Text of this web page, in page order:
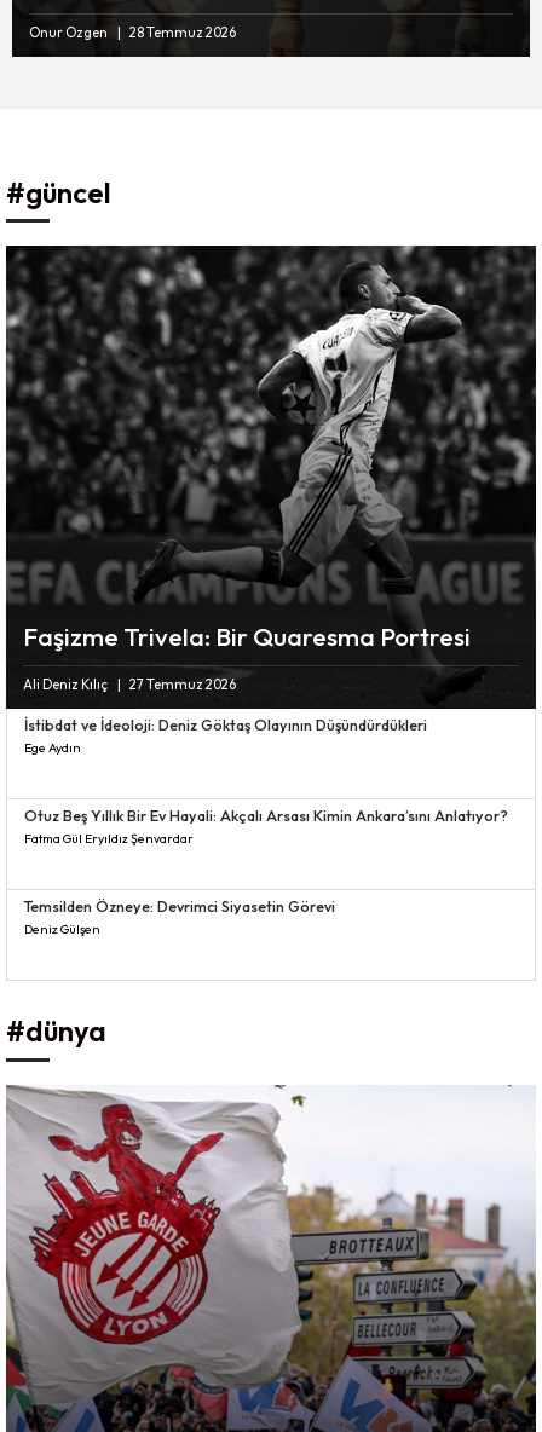
Onur Özgen 28 Temmuz 2026
#güncel
Faşizme Trivela: Bir Quaresma Portresi
Ali Deniz Kılıç 27 Temmuz 2026
İstibdat ve İdeoloji: Deniz Göktaş Olayının Düşündürdükleri
Ege Aydın
Otuz Beş Yıllık Bir Ev Hayali: Akçalı Arsası Kimin Ankara’sını Anlatıyor?
Fatma Gül Eryıldız Şenvardar
Temsilden Özneye: Devrimci Siyasetin Görevi
Deniz Gülşen
#dünya